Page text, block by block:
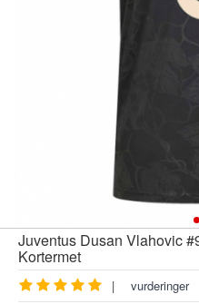
Juventus Dusan Vlahovic
Kortermet
| vurderinger